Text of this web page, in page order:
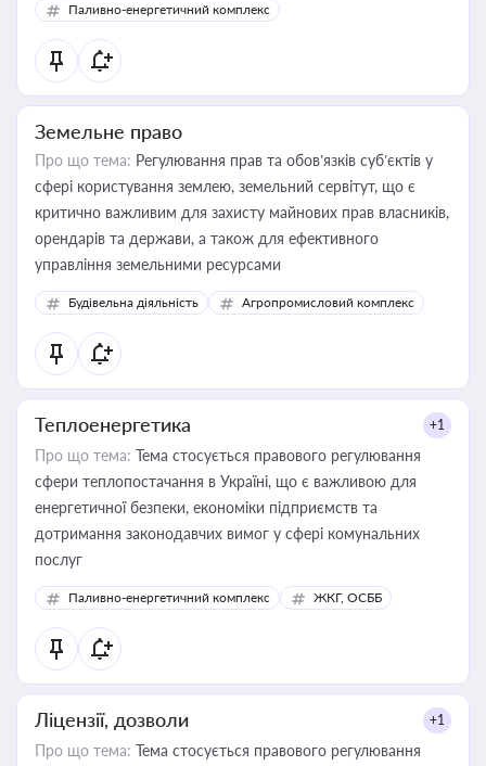
Паливно-енергетичний комплекс
Земельне право
Про що тема: Регулювання прав та обов’язків суб’єктів у
сфері користування землею, земельний сервітут, що є
критично важливим для захисту майнових прав власників,
орендарів та держави, а також для ефективного
управління земельними ресурсами
Будівельна діяльність Агропромисловий комплекс
Теплоенергетика +1
Про що тема: Тема стосується правового регулювання
сфери теплопостачання в Україні, що є важливою для
енергетичної безпеки, економіки підприємств та
дотримання законодавчих вимог у сфері комунальних
послуг
Паливно-енергетичний комплекс ЖКГ, ОСББ
Ліцензії, дозволи +1
Про що тема: Тема стосується правового регулювання